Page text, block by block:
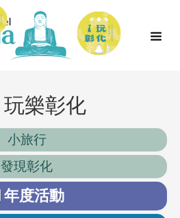
玩樂彰化
小旅行
發現彰化
年度活動